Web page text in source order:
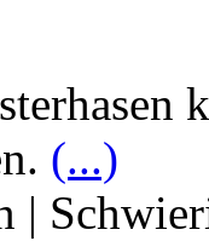
(...)
|